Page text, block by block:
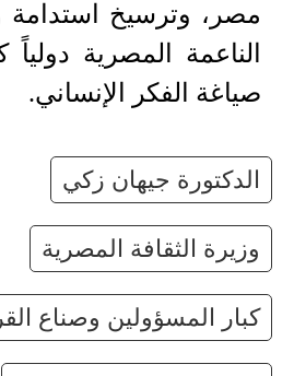
مصر، وترسيخ استدامة
الناعمة المصرية
صياغة الفكر الإنساني.
الدكتورة جيهان زكي
وزيرة الثقافة المصرية
كبار المسؤولين وصناع